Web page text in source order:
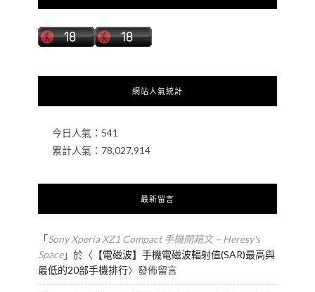
網站人氣統計
今日人氣： 541
累計人氣： 78,027,914
最新留言
「Sony Xperia XZ1 Compact 手機開箱文 – Heresy's
Space」於〈 【電磁波】手機電磁波輻射值(SAR)最高與
最低的20部手機排行〉發佈留言